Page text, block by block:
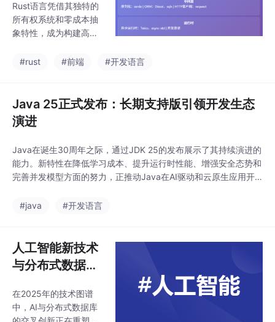
Rust语言凭借其独特的
所有权系统和零成本抽
象特性，成为构建高性
择。本文系统介绍了Ru
okio异步运行时的核心
原理与并发原语；2）A
ctix-Web框架的高性能
计数器服务的完整开发
案例；4）性能优化策
略与多语言对比测试。
畏并发特性和接近底层
优势，为
#rust #前端 #开发语言
Java 25正式发布：长期支持版引领开发生态
演进
Java在诞生30周年之际，通过JDK 25的发布展示了其持续演进的
能力。新特性在降低学习成本、提升运行时性能、增强安全态势和
完善并发模型方面的努力，正推动Java在AI驱动和云原生应用开
#java
#开发语言
人工智能新技术
与分布式数据库
在2025年的技术图谱
中，AI与分布式数据库